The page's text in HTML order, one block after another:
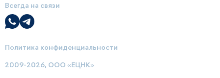
Всегда на связи
Политика конфиденциальности
2009-2026, ООО «ЕЦНК»